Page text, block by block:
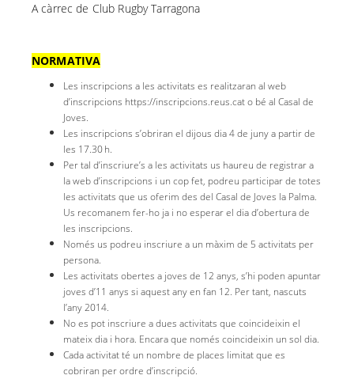
A càrrec de Club Rugby Tarragona
NORMATIVA
Les inscripcions a les activitats es realitzaran al web
d’inscripcions https://inscripcions.reus.cat o bé al Casal de
Joves.
Les inscripcions s’obriran el dijous dia 4 de juny a partir de
les 17.30 h.
Per tal d’inscriure’s a les activitats us haureu de registrar a
la web d’inscripcions i un cop fet, podreu participar de totes
les activitats que us oferim des del Casal de Joves la Palma.
Us recomanem fer-ho ja i no esperar el dia d’obertura de
les inscripcions.
Només us podreu inscriure a un màxim de 5 activitats per
persona.
Les activitats obertes a joves de 12 anys, s’hi poden apuntar
joves d’11 anys si aquest any en fan 12. Per tant, nascuts
l’any 2014.
No es pot inscriure a dues activitats que coincideixin el
mateix dia i hora. Encara que només coincideixin un sol dia.
Cada activitat té un nombre de places limitat que es
cobriran per ordre d’inscripció.